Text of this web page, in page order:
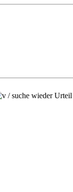
/suche wieder Urteil